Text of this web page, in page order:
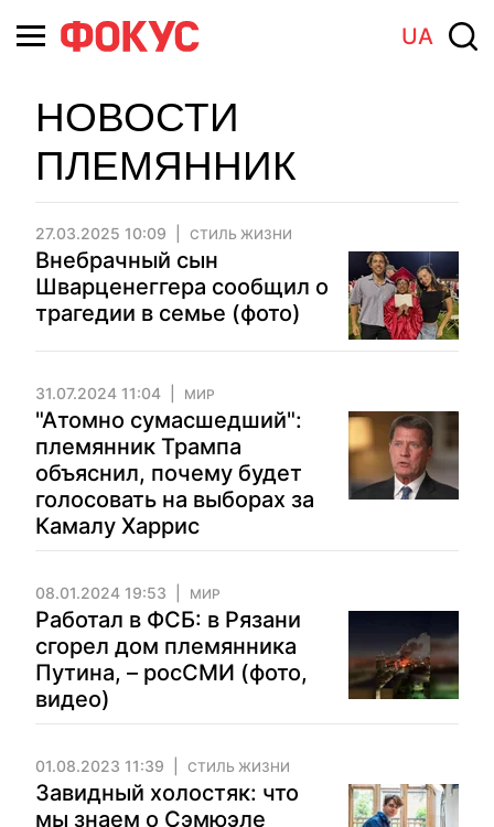
UA
НОВОСТИ
ПЛЕМЯННИК
27.03.2025 10:09 СТИЛЬ ЖИЗНИ
Внебрачный сын
Шварценеггера сообщил о
трагедии в семье (фото)
31.07.2024 11:04 МИР
"Атомно сумасшедший":
племянник Трампа
объяснил, почему будет
голосовать на выборах за
Камалу Харрис
08.01.2024 19:53 МИР
Работал в ФСБ: в Рязани
сгорел дом племянника
Путина, – росСМИ (фото,
видео)
01.08.2023 11:39 СТИЛЬ ЖИЗНИ
Завидный холостяк: что
мы знаем о Сэмюэле